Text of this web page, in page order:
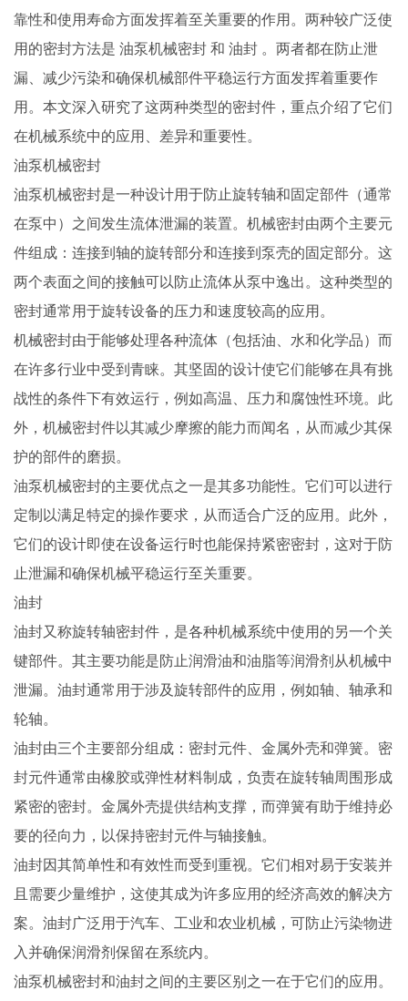
靠性和使用寿命方面发挥着至关重要的作用。两种较广泛使
用的密封方法是 油泵机械密封 和 油封 。两者都在防止泄
漏、减少污染和确保机械部件平稳运行方面发挥着重要作
用。本文深入研究了这两种类型的密封件，重点介绍了它们
在机械系统中的应用、差异和重要性。
油泵机械密封
油泵机械密封是一种设计用于防止旋转轴和固定部件（通常
在泵中）之间发生流体泄漏的装置。机械密封由两个主要元
件组成：连接到轴的旋转部分和连接到泵壳的固定部分。这
两个表面之间的接触可以防止流体从泵中逸出。这种类型的
密封通常用于旋转设备的压力和速度较高的应用。
机械密封由于能够处理各种流体（包括油、水和化学品）而
在许多行业中受到青睐。其坚固的设计使它们能够在具有挑
战性的条件下有效运行，例如高温、压力和腐蚀性环境。此
外，机械密封件以其减少摩擦的能力而闻名，从而减少其保
护的部件的磨损。
油泵机械密封的主要优点之一是其多功能性。它们可以进行
定制以满足特定的操作要求，从而适合广泛的应用。此外，
它们的设计即使在设备运行时也能保持紧密密封，这对于防
止泄漏和确保机械平稳运行至关重要。
油封
油封又称旋转轴密封件，是各种机械系统中使用的另一个关
键部件。其主要功能是防止润滑油和油脂等润滑剂从机械中
泄漏。油封通常用于涉及旋转部件的应用，例如轴、轴承和
轮轴。
油封由三个主要部分组成：密封元件、金属外壳和弹簧。密
封元件通常由橡胶或弹性材料制成，负责在旋转轴周围形成
紧密的密封。金属外壳提供结构支撑，而弹簧有助于维持必
要的径向力，以保持密封元件与轴接触。
油封因其简单性和有效性而受到重视。它们相对易于安装并
且需要少量维护，这使其成为许多应用的经济高效的解决方
案。油封广泛用于汽车、工业和农业机械，可防止污染物进
入并确保润滑剂保留在系统内。
油泵机械密封和油封之间的主要区别之一在于它们的应用。